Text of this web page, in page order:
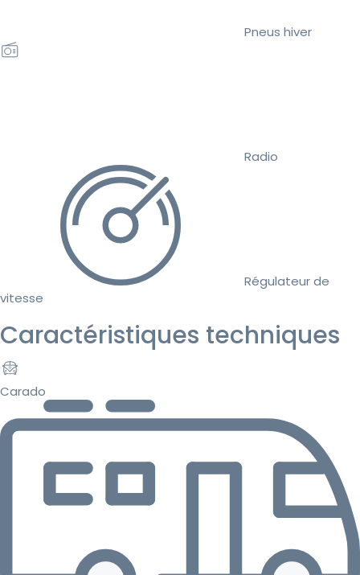
Pneus hiver
Radio
Régulateur de
vitesse
Caractéristiques techniques
Carado